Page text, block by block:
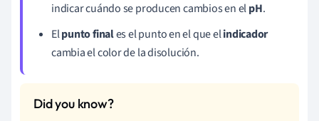
indicar cuándo se producen cambios en elpH.
Elpunto finales el punto en el que elindicador
cambia el color de la disolución.